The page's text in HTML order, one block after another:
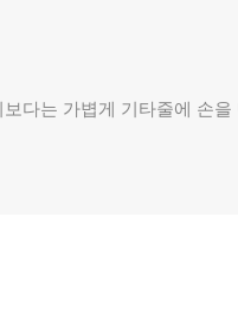
다는 가볍게 기타줄에 손을